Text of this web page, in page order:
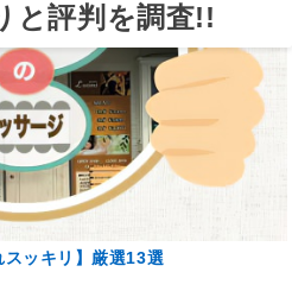
と評判を調査!!
ッキリ】厳選13選